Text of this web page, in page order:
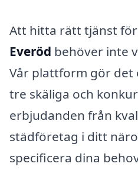
Att hitta rätt tjänst för
Everöd behöver inte
Vår plattform gör det
tre skäliga och
erbjudanden från
städföretag i ditt
specificera dina